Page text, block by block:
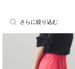
さらに絞り込む